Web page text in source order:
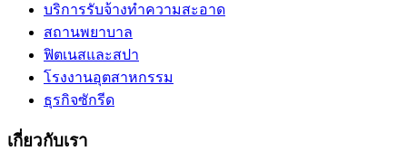
บริการรับจ้างทำความสะอาด
สถานพยาบาล
ฟิตเนสและสปา
โรงงานอุตสาหกรรม
ธุรกิจซักรีด
เกี่ยวกับเรา